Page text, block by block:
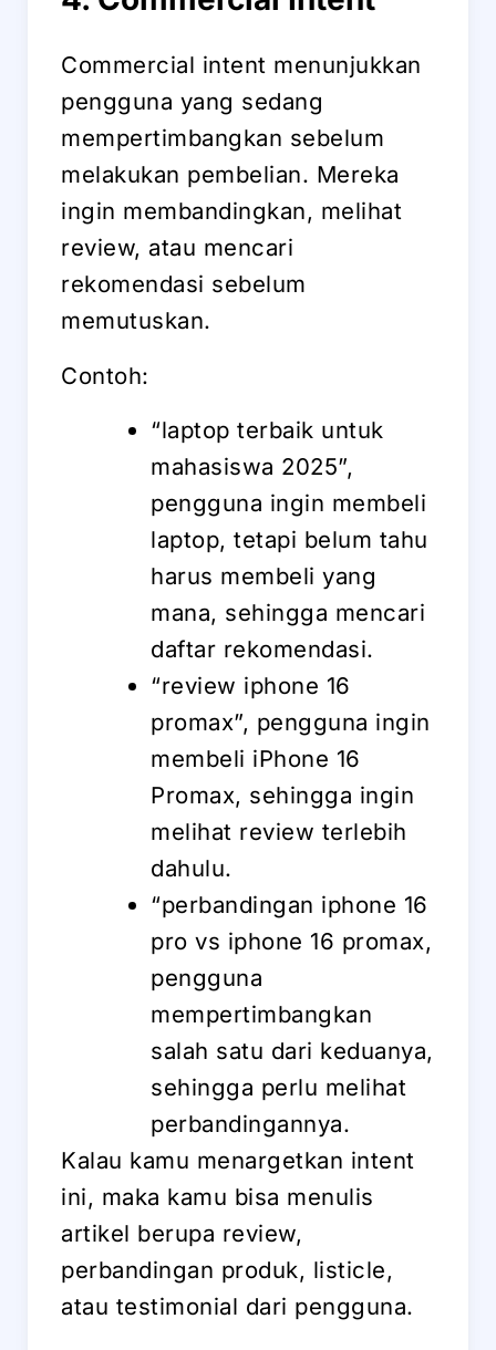
Commercial intent menunjukkan
pengguna yang sedang
mempertimbangkan sebelum
melakukan pembelian. Mereka
ingin membandingkan, melihat
review, atau mencari
rekomendasi sebelum
memutuskan.
Contoh:
“laptop terbaik untuk
mahasiswa 2025”,
pengguna ingin membeli
laptop, tetapi belum tahu
harus membeli yang
mana, sehingga mencari
daftar rekomendasi.
“review iphone 16
promax”, pengguna ingin
membeli iPhone 16
Promax, sehingga ingin
melihat review terlebih
dahulu.
“perbandingan iphone 16
pro vs iphone 16 promax,
pengguna
mempertimbangkan
salah satu dari keduanya,
sehingga perlu melihat
perbandingannya.
Kalau kamu menargetkan intent
ini, maka kamu bisa menulis
artikel berupa review,
perbandingan produk, listicle,
atau testimonial dari pengguna.